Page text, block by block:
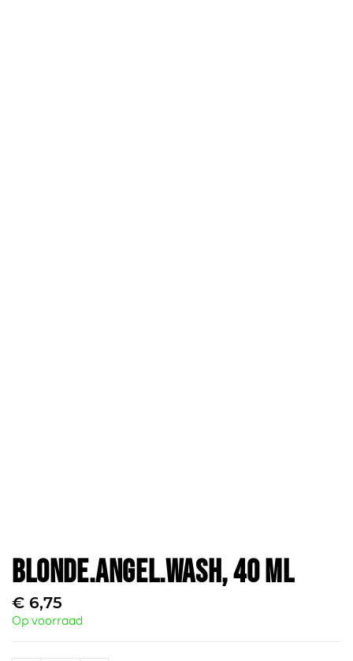
Blonde.Angel.Wash, 40 ml
€ 6,75
Op voorraad